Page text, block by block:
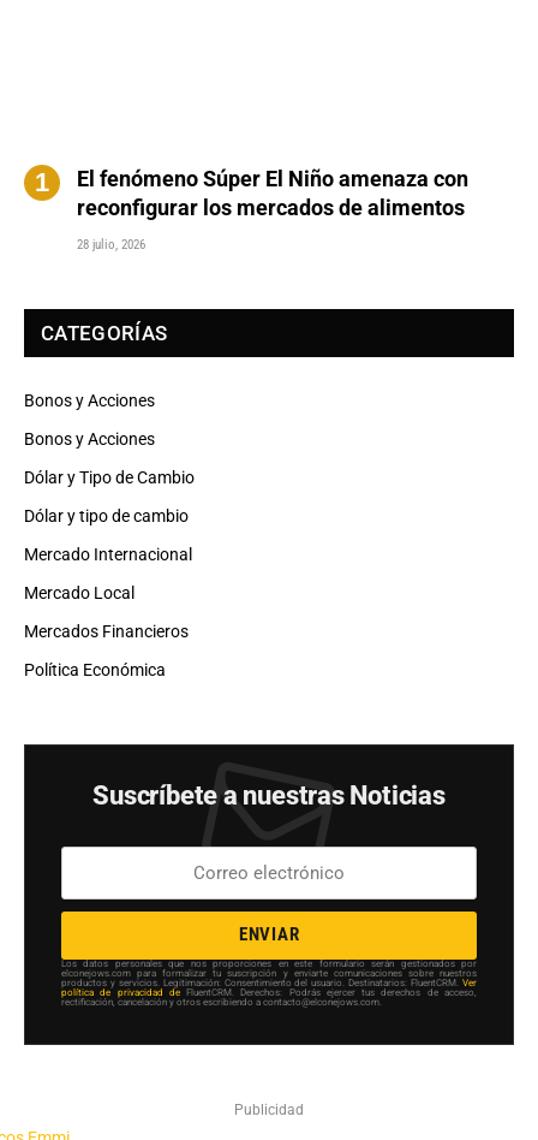
El fenómeno Súper El Niño amenaza con
reconfigurar los mercados de alimentos
28 julio, 2026
CATEGORÍAS
Bonos y Acciones
Bonos y Acciones
Dólar y Tipo de Cambio
Dólar y tipo de cambio
Mercado Internacional
Mercado Local
Mercados Financieros
Política Económica
Suscríbete a nuestras Noticias
ENVIAR
Los datos personales que nos proporciones en este formulario serán gestionados por
elconejows.com para formalizar tu suscripción y enviarte comunicaciones sobre nuestros
productos y servicios. Legitimación: Consentimiento del usuario. Destinatarios: FluentCRM. Ver
política de privacidad de FluentCRM. Derechos: Podrás ejercer tus derechos de acceso,
rectificación, cancelación y otros escribiendo a contacto@elconejows.com.
Publicidad